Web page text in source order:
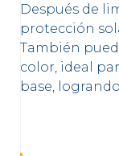
Después de
protección
También
color, ideal
base,